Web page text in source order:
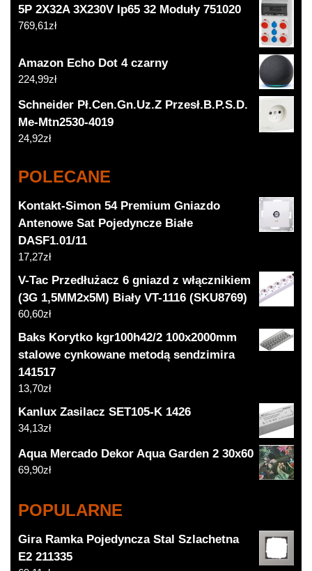
5P 2X32A 3X230V Ip65 32 Moduły 751020
769,61zł
Amazon Echo Dot 4 czarny
224,99zł
Schneider Pł.Cen.Gn.Uz.Z Przesł.B.P.S.D.
Me-Mtn2530-4019
24,92zł
POLECANE
Kontakt-Simon 54 Premium Gniazdo
Antenowe Sat Pojedyncze Białe
DASF1.01/11
17,27zł
V-Tac Przedłużacz 6 gniazd z włącznikiem
(3G 1,5MM2x5M) Biały VT-1116 (SKU8769)
60,60zł
Baks Korytko kgr100h42/2 100x2000mm
stalowe cynkowane metodą sendzimira
141517
13,70zł
Kanlux Zasilacz SET105-K 1426
34,13zł
Aqua Mercado Dekor Aqua Garden 2 30x60
69,90zł
POPULARNE
Gira Ramka Pojedyncza Stal Szlachetna
E2 211335